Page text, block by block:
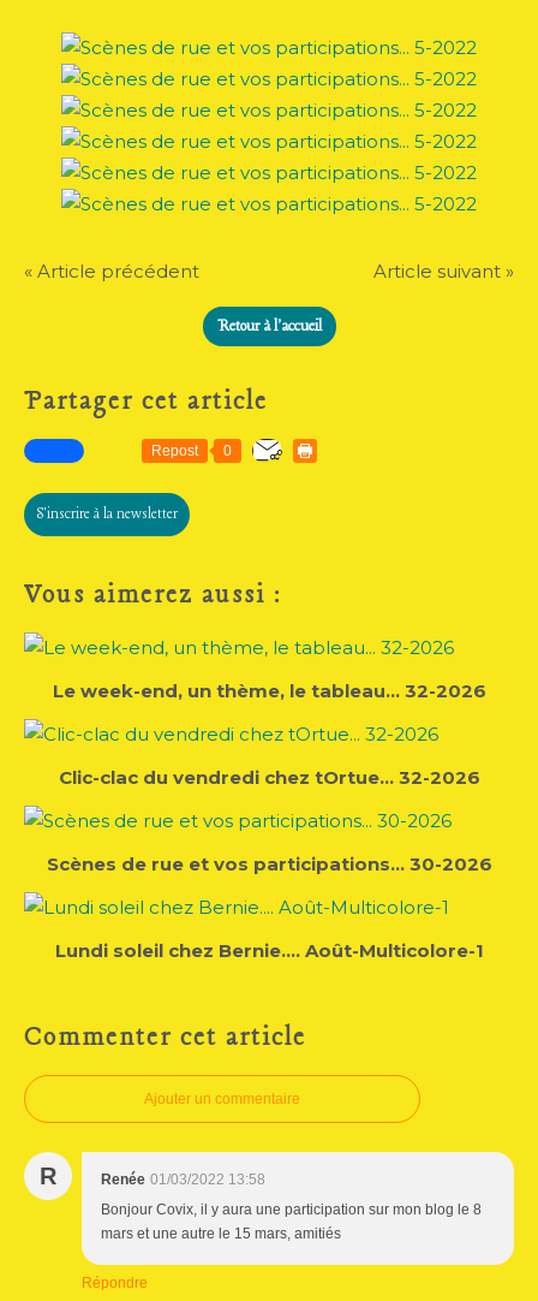
« Article précédent Article suivant »
Retour à l'accueil
Partager cet article
Repost 0
S'inscrire à la newsletter
Vous aimerez aussi :
Le week-end, un thème, le tableau... 32-2026
Clic-clac du vendredi chez tOrtue... 32-2026
Scènes de rue et vos participations... 30-2026
Lundi soleil chez Bernie.... Août-Multicolore-1
Commenter cet article
Ajouter un commentaire
R Renée 01/03/2022 13:58
Bonjour Covix, il y aura une participation sur mon blog le 8
mars et une autre le 15 mars, amitiés
Répondre